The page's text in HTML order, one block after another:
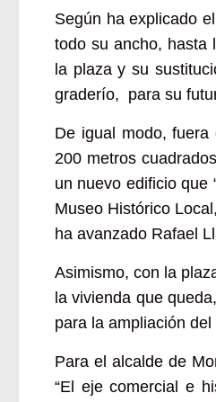
Según ha explicado
todo su ancho, hasta
la plaza y su
graderío, para su
De igual modo,
200 metros
un nuevo edificio que
Museo Histórico
ha avanzado Rafael
Asimismo, con la
la vivienda que
para la ampliación
Para el alcalde de
“El eje comercial e